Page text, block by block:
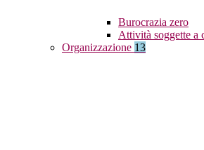
Burocrazia zero
Attività soggette a
Organizzazione 13